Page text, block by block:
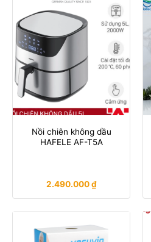
Nồi chiên không dầu
HAFELE AF-T5A
2.490.000₫